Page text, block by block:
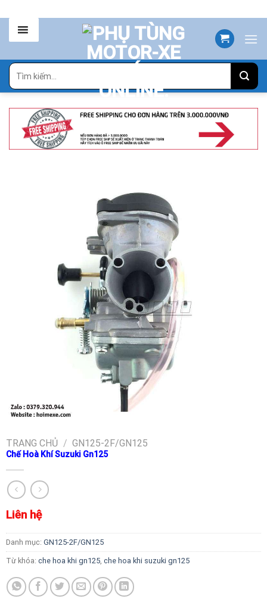
to
content
Tìm
kiếm:
TRANG CHỦ / GN125-2F/GN125
Chế Hoà Khí Suzuki Gn125
Liên hệ
Danh mục: GN125-2F/GN125
Từ khóa: che hoa khi gn125, che hoa khi suzuki gn125